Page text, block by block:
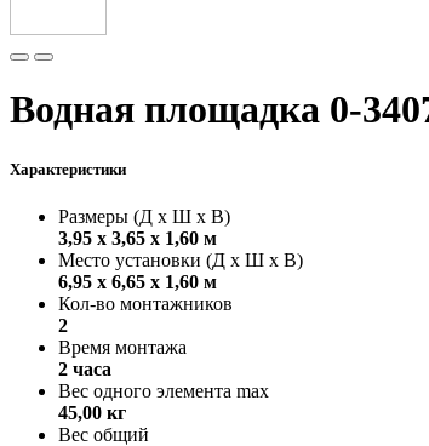
Водная площадка 0-
Характеристики
Размеры (Д х Ш х В)
3,95 х 3,65 х 1,60 м
Место установки (Д х Ш х В)
6,95 х 6,65 х 1,60 м
Кол-во монтажников
2
Время монтажа
2 часа
Вес одного элемента max
45,00 кг
Вес общий